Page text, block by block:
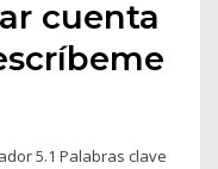
cuenta
5.1 Palabras clave